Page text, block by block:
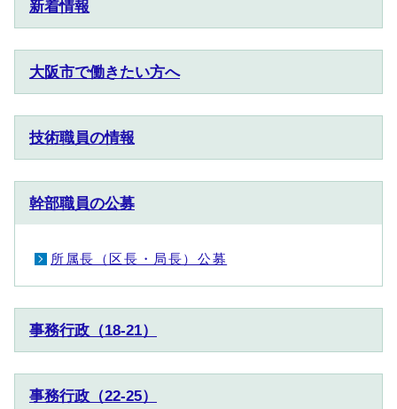
新着情報
大阪市で働きたい方へ
技術職員の情報
幹部職員の公募
所属長（区長・局長）公募
事務行政（18-21）
事務行政（22-25）